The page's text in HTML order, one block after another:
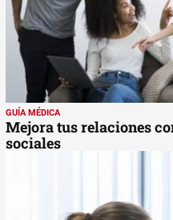
GUÍA MÉDICA
Mejora tus relaciones
sociales